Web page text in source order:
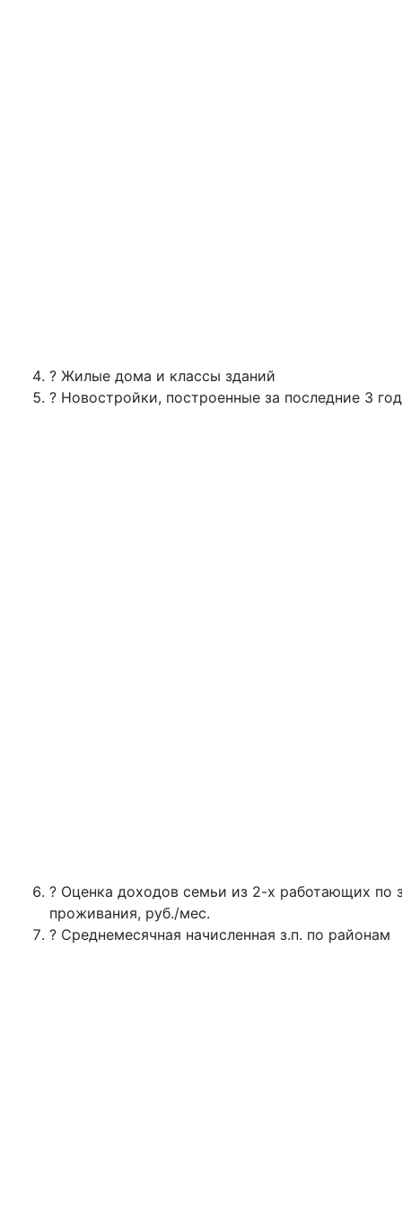
? Жилые дома и классы зданий
? Новостройки, построенные за последние 3
? Оценка доходов семьи из 2-х работающих по
проживания, руб./мес.
? Среднемесячная начисленная з.п. по районам